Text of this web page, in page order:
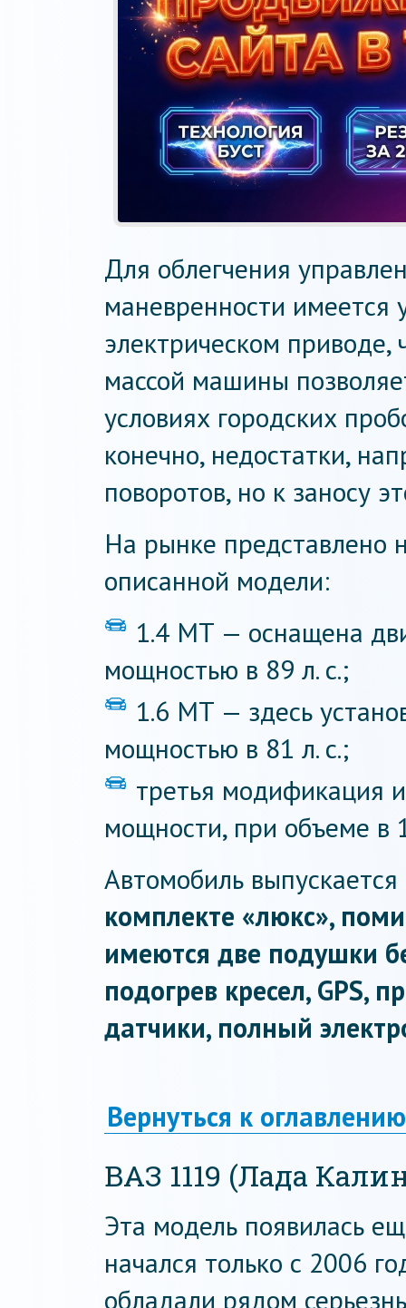
Для облегчения
маневренности имеется
электрическом приводе,
массой машины
условиях городских
конечно, недостатки,
поворотов, но к заносу
На рынке представлено
описанной модели:
1.4 МТ — оснащена
мощностью в 89 л. с.;
1.6 МТ — здесь
мощностью в 81 л. с.;
третья модификация
мощности, при объеме в
Автомобиль
комплекте «люкс»,
имеются две подушки
подогрев кресел, GPS,
датчики, полный
Вернуться к оглавлению
ВАЗ 1119 (Лада
Эта модель появилась
начался только с 2006
обладали рядом